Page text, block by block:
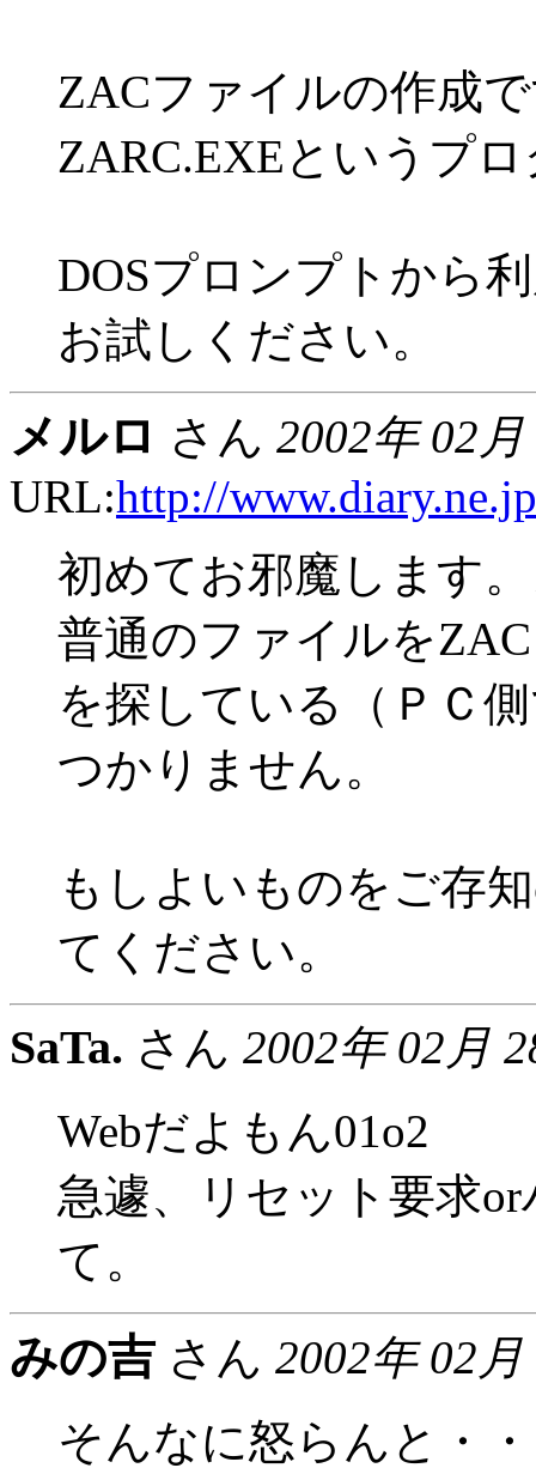
ZACファイルの作成
ZARC.EXEというプ
DOSプロンプトから
お試しください。
メルロ さん 2002年 02
URL:http://
初めてお邪魔します
普通のファイルを
を探している（ＰＣ
つかりません。
もしよいものをご存
てください。
SaTa. さん 2002年 02月
Webだよもん01o2
急遽、リセット要求
て。
みの吉さん 2002年 02
そんなに怒らんと・